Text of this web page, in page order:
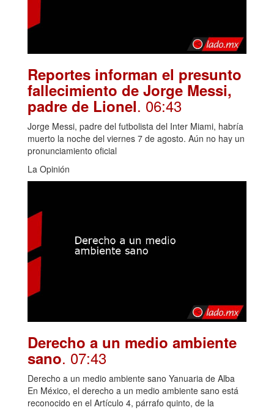
Reportes informan el presunto
fallecimiento de Jorge Messi,
padre de Lionel. 06:43
Jorge Messi, padre del futbolista del Inter Miami, habría
muerto la noche del viernes 7 de agosto. Aún no hay un
pronunciamiento oficial
La Opinión
Derecho a un medio ambiente
sano. 07:43
Derecho a un medio ambiente sano Yanuaria de Alba
En México, el derecho a un medio ambiente sano está
reconocido en el Artículo 4, párrafo quinto, de la